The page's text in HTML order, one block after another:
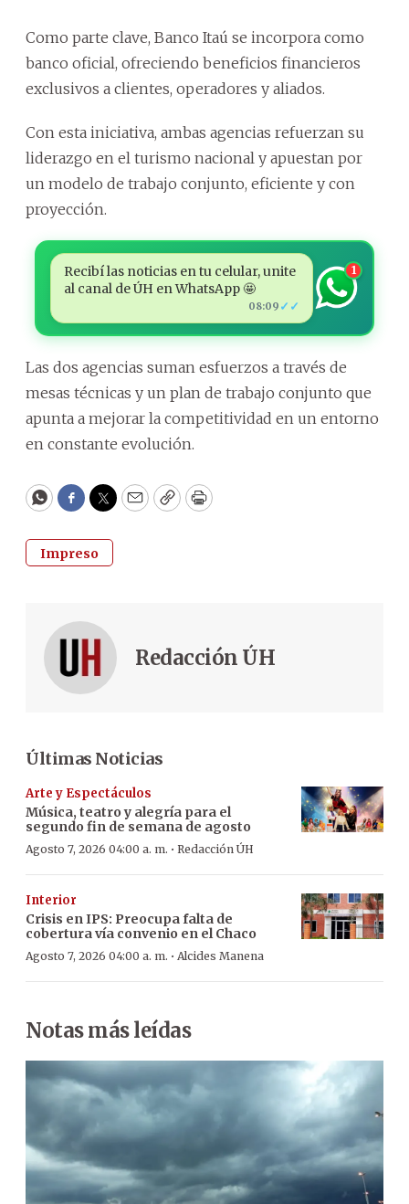
Como parte clave, Banco Itaú se incorpora como
banco oficial, ofreciendo beneficios financieros
exclusivos a clientes, operadores y aliados.
Con esta iniciativa, ambas agencias refuerzan su
liderazgo en el turismo nacional y apuestan por
un modelo de trabajo conjunto, eficiente y con
proyección.
Recibí las noticias en tu celular, unite
al canal de ÚH en WhatsApp 🤩
08:09 ✓✓
1
Las dos agencias suman esfuerzos a través de
mesas técnicas y un plan de trabajo conjunto que
apunta a mejorar la competitividad en un entorno
en constante evolución.
WhatsApp
Facebook
Twitter
EmailCopyPrint
Impreso
Redacción ÚH
Últimas Noticias
Arte y Espectáculos
Música, teatro y alegría para el
segundo fin de semana de agosto
Agosto 7, 2026 04:00 a. m. · Redacción ÚH
Interior
Crisis en IPS: Preocupa falta de
cobertura vía convenio en el Chaco
Agosto 7, 2026 04:00 a. m. · Alcides Manena
Notas más leídas